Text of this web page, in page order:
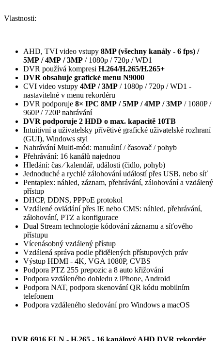
Vlastnosti:
AHD, TVI video vstupy 8MP (všechny kanály - 6 fps) /
5MP / 4MP / 3MP / 1080p / 720p / WD1
DVR používá kompresi H.264/H.265/H.265+
DVR obsahuje grafické menu N9000
CVI video vstupy 4MP / 3MP / 1080p / 720p / WD1 -
nastavitelné v menu rekordéru
DVR podporuje 8× IPC 8MP / 5MP / 4MP / 3MP / 1080P /
960P / 720P nahrávání
DVR podporuje 2 HDD o max. kapacitě 10TB
Intuitivní a uživatelsky přívětivé grafické uživatelské rozhraní
(GUI), Windows styl
Nahrávání Multi-mód: manuální / časovač / pohyb
Přehrávání: 16 kanálů najednou
Hledání: čas ⁄ kalendář, události (čidlo, pohyb)
Jednoduché a rychlé zálohování událostí přes USB, nebo síť
Pentaplex: náhled, záznam, přehrávání, zálohování a vzdálený
přístup
DHCP, DDNS, PPPoE protokol
Vzdálené ovládání přes IE nebo CMS: náhled, přehrávání,
zálohování, PTZ a konfigurace
Dual Stream technologie kódování záznamu a síťového
přístupu
Vícenásobný vzdálený přístup
Vzdálená správa podle přidělených přístupových práv
Výstup HDMI - 4K, VGA 1080P, CVBS
Podpora PTZ 255 prepozic a 8 auto křižování
Podpora vzdáleného dohledu z iPhone, Android
Podpora NAT, podpora skenování QR kódu mobilním
telefonem
Podpora vzdáleného sledování pro Windows a macOS
DVR 6916 ELN - H.265 - 16 kanálový AHD DVR rekordér